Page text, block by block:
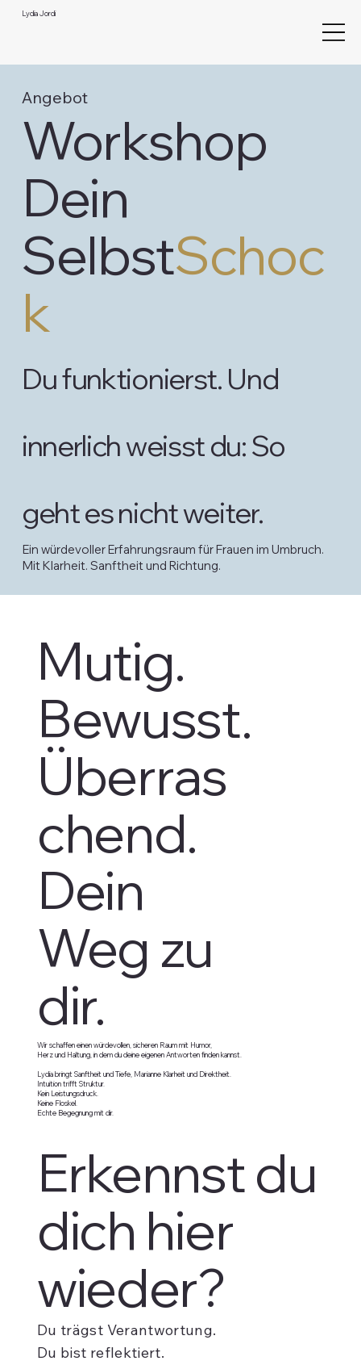
Lydia Jordi
Angebot
Workshop
Dein
SelbstSchoc
k
Du funktionierst. Und
innerlich weisst du: So
geht es nicht weiter.
Ein würdevoller Erfahrungsraum für Frauen im Umbruch.
Mit Klarheit. Sanftheit und Richtung.
Mutig.
Bewusst.
Überras
chend.
Dein
Weg zu
dir.
Wir schaffen einen würdevollen, sicheren Raum mit Humor,
Herz und Haltung, in dem du deine eigenen Antworten finden kannst.
Lydia bringt Sanftheit und Tiefe, Marianne Klarheit und Direktheit.
Intuition trifft Struktur.
Kein Leistungsdruck.
Keine Floskel.
Echte Begegnung mit dir.
Erkennst du
dich hier
wieder?
Du trägst Verantwortung.
Du bist reflektiert.